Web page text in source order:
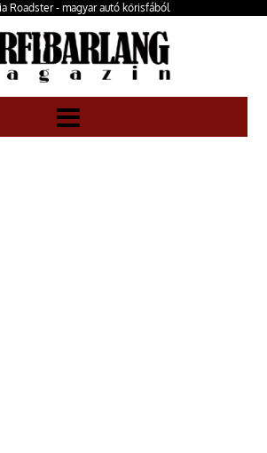
Roadster - magyar autó kőrisfából